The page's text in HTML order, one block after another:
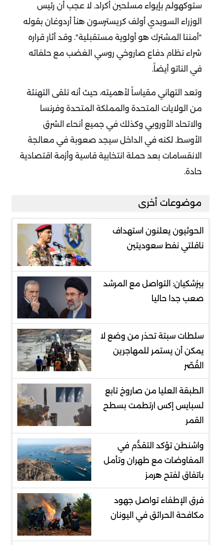
ستوكهولم بإيواء مسلحين أكراد. لا عجب أن رئيس
الوزراء السويدي أولف كريسترسون هنأ أردوغان بقوله
"أمننا المشترك هو أولوية مستقبلية". وقد أثار قراره
شراء نظام دفاع صاروخي روسي الغضب مع حلفائه
في الناتو أيضاً.
وتعد التهاني مقياساً لأهميته، حيث أنه تلقى التهنئة
من الولايات المتحدة والمملكة المتحدة وفرنسا
والاتحاد الأوروبي وكذلك في جميع أنحاء الشرق
الأوسط. لكنه في الداخل سيجد صعوبة في معالجة
الانقسامات بعد حملة انتخابية قاسية وأزمة اقتصادية
حادة.
موضوعات أخرى
الحوثيون يعلنون استهداف
ناقلتي نفط سعوديتين
بيزشكيان: التواصل مع المرشد
صعب جدا حاليا
سلطات سبتة تحذر من وضع لا
يمكن أن يستمر للمهاجرين
القُصّر
الطبقة العليا من صاروخ تابع
لسبايس إكس ارتطمت بسطح
القمر
واشنطن تؤكد التقدُّم في
المفاوضات مع طهران وتأمل
باتفاق لفتح هرمز
فرق الإطفاء تواصل جهود
مكافحة الحرائق في اليونان